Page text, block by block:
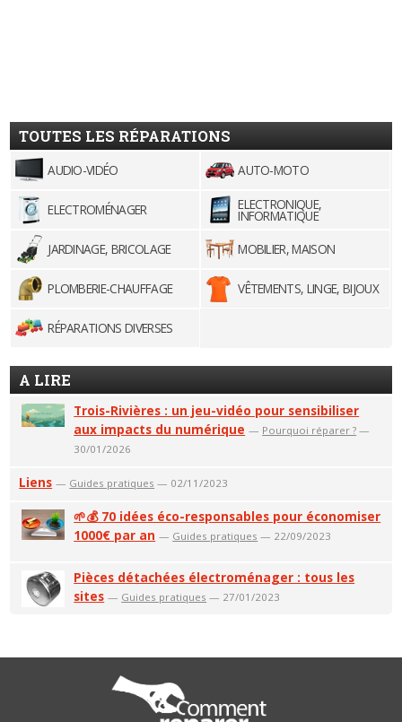
TOUTES LES RÉPARATIONS
AUDIO-VIDÉO AUTO-MOTO
ELECTROMÉNAGER ELECTRONIQUE,
INFORMATIQUE
JARDINAGE, BRICOLAGE
MOBILIER, MAISON
PLOMBERIE-CHAUFFAGE VÊTEMENTS, LINGE, BIJOUX
RÉPARATIONS DIVERSES
A LIRE
Trois-Rivières : un jeu-vidéo pour sensibiliser
aux impacts du numérique — Pourquoi réparer ? —
30/01/2026
Liens — Guides pratiques — 02/11/2023
🌱💰 70 idées éco-responsables pour économiser
1000€ par an — Guides pratiques — 22/09/2023
Pièces détachées électroménager : tous les
sites — Guides pratiques — 27/01/2023